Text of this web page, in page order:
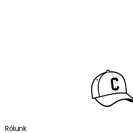
Rólunk